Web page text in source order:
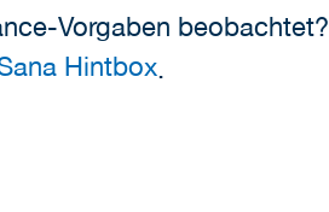
Vorgaben beobachtet?
Hintbox.